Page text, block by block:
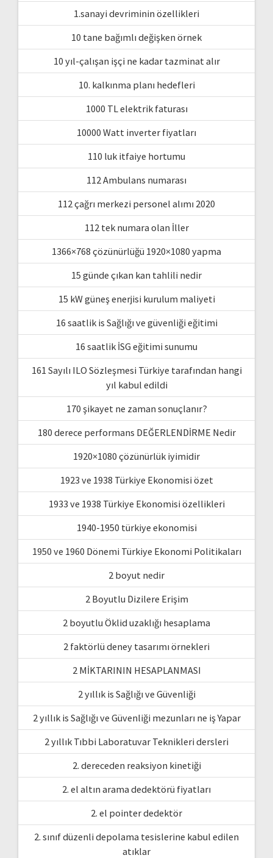
1.sanayi devriminin özellikleri
10 tane bağımlı değişken örnek
10 yıl-çalışan işçi ne kadar tazminat alır
10. kalkınma planı hedefleri
1000 TL elektrik faturası
10000 Watt inverter fiyatları
110 luk itfaiye hortumu
112 Ambulans numarası
112 çağrı merkezi personel alımı 2020
112 tek numara olan İller
1366×768 çözünürlüğü 1920×1080 yapma
15 günde çıkan kan tahlili nedir
15 kW güneş enerjisi kurulum maliyeti
16 saatlik is Sağlığı ve güvenliği eğitimi
16 saatlik İSG eğitimi sunumu
161 Sayılı ILO Sözleşmesi Türkiye tarafından hangi
yıl kabul edildi
170 şikayet ne zaman sonuçlanır?
180 derece performans DEĞERLENDİRME Nedir
1920×1080 çözünürlük iyimidir
1923 ve 1938 Türkiye Ekonomisi özet
1933 ve 1938 Türkiye Ekonomisi özellikleri
1940-1950 türkiye ekonomisi
1950 ve 1960 Dönemi Türkiye Ekonomi Politikaları
2 boyut nedir
2 Boyutlu Dizilere Erişim
2 boyutlu Öklid uzaklığı hesaplama
2 faktörlü deney tasarımı örnekleri
2 MİKTARININ HESAPLANMASI
2 yıllık is Sağlığı ve Güvenliği
2 yıllık is Sağlığı ve Güvenliği mezunları ne iş Yapar
2 yıllık Tıbbi Laboratuvar Teknikleri dersleri
2. dereceden reaksiyon kinetiği
2. el altın arama dedektörü fiyatları
2. el pointer dedektör
2. sınıf düzenli depolama tesislerine kabul edilen
atıklar